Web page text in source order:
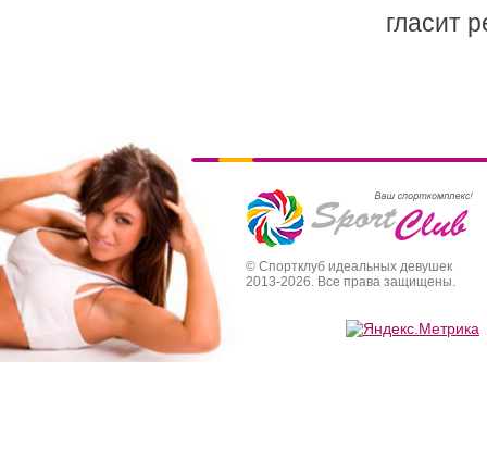
гласит
© Спортклуб идеальных девушек
2013-2026. Все права защищены.